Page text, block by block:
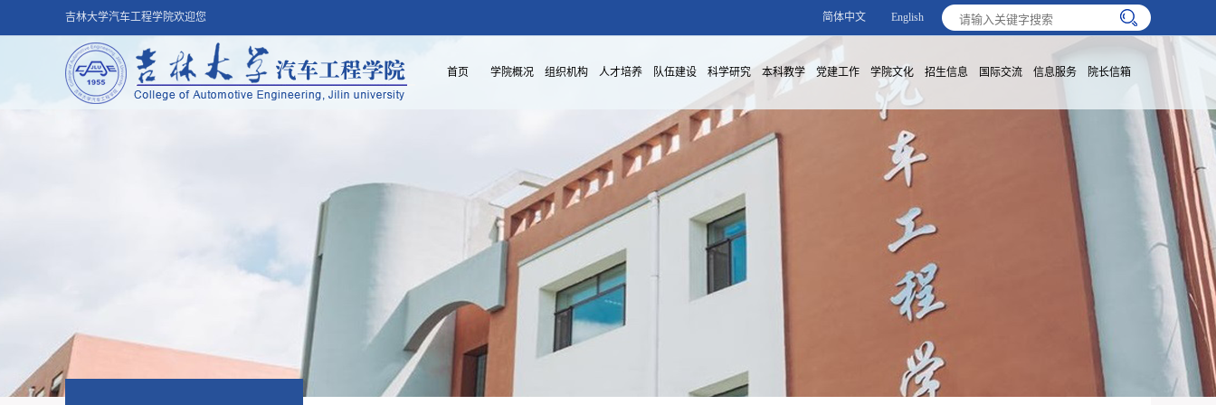
吉林大学汽车工程学院欢迎您 简体中文 English
首页 学院概况 组织机构 人才培养 队伍建设 科学研究 本科教学 党建工作 学院文化 招生信息 国际交流 信息服务 院长信箱